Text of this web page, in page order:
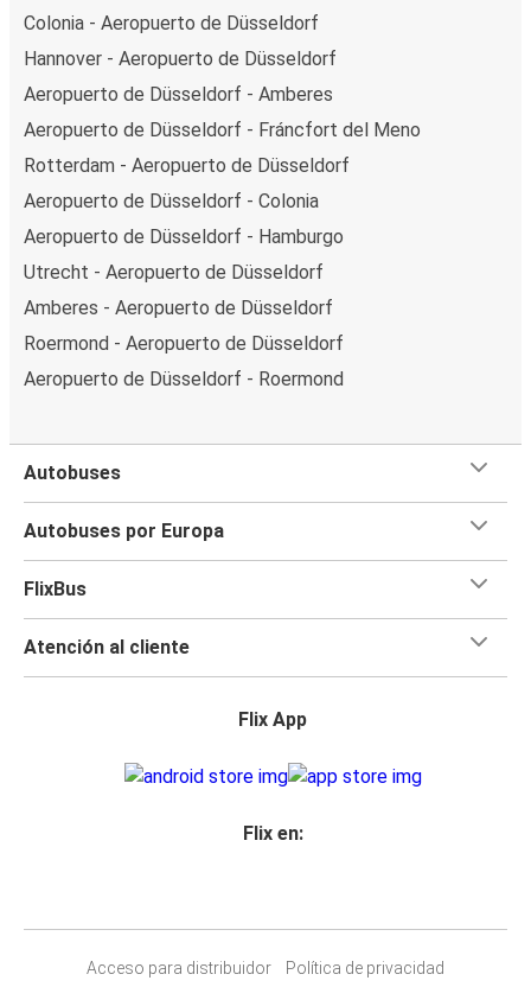
Colonia - Aeropuerto de Düsseldorf
Hannover - Aeropuerto de Düsseldorf
Aeropuerto de Düsseldorf - Amberes
Aeropuerto de Düsseldorf - Fráncfort del Meno
Rotterdam - Aeropuerto de Düsseldorf
Aeropuerto de Düsseldorf - Colonia
Aeropuerto de Düsseldorf - Hamburgo
Utrecht - Aeropuerto de Düsseldorf
Amberes - Aeropuerto de Düsseldorf
Roermond - Aeropuerto de Düsseldorf
Aeropuerto de Düsseldorf - Roermond
Autobuses
Autobuses por Europa
FlixBus
Atención al cliente
Flix App
Flix en:
Acceso para distribuidor
Política de privacidad